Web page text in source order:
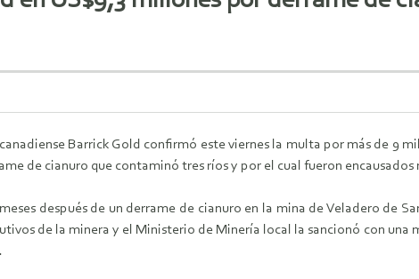
Barrick Gold confirmó este viernes la multa por más de 9
de cianuro que contaminó tres ríos y por el cual fueron encausados
meses después de un derrame de cianuro en la mina de Veladero de
de la minera y el Ministerio de Minería local la sancionó con